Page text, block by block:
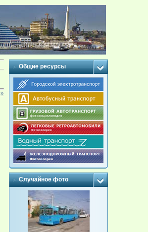
»
Общие ресурсы
Случайное фото